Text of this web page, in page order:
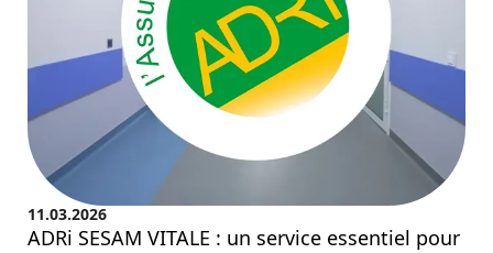
11.03.2026
ADRi SESAM VITALE : un service essentiel pour